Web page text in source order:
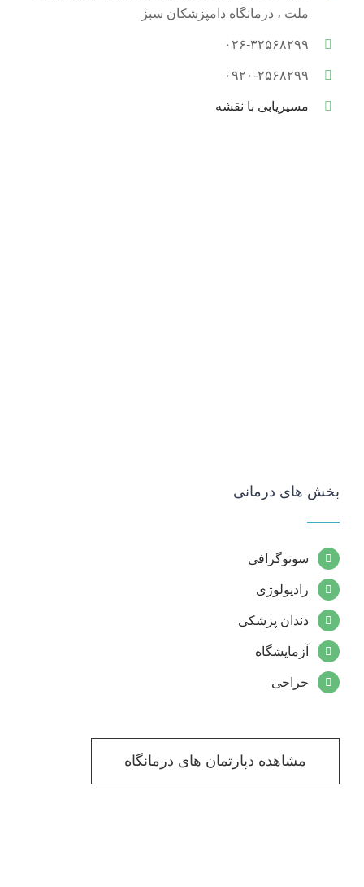
ملت ، درمانگاه دامپزشکان سبز
۰۲۶-۳۲۵۶۸۲۹۹
۰۹۲۰-۲۵۶۸۲۹۹
مسیریابی با نقشه
بخش های درمانی
سونوگرافی
رادیولوژی
دندان پزشکی
آزمایشگاه
جراحی
مشاهده دپارتمان های درمانگاه